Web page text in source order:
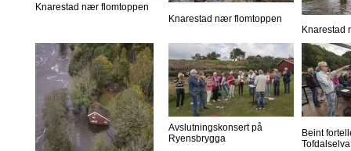
Knarestad nær flomtoppen
Knarestad nær flomtoppen
Knarestad
Avslutningskonsert på
Ryensbrygga
Beint